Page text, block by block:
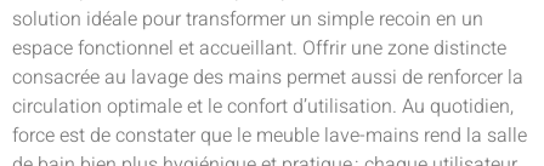
solution idéale pour transformer un simple recoin en un
espace fonctionnel et accueillant. Offrir une zone distincte
consacrée au lavage des mains permet aussi de renforcer la
circulation optimale et le confort d’utilisation. Au quotidien,
force est de constater que le meuble lave-mains rend la salle